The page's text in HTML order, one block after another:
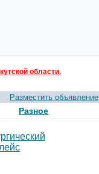
области.
Разместить объявление
Разное